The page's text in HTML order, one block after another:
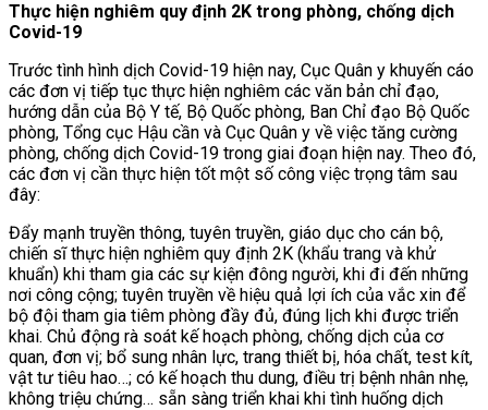
Thực hiện nghiêm quy định 2K trong phòng, chống dịch
Covid-19
Trước tình hình dịch Covid-19 hiện nay, Cục Quân y khuyến cáo
các đơn vị tiếp tục thực hiện nghiêm các văn bản chỉ đạo,
hướng dẫn của Bộ Y tế, Bộ Quốc phòng, Ban Chỉ đạo Bộ Quốc
phòng, Tổng cục Hậu cần và Cục Quân y về việc tăng cường
phòng, chống dịch Covid-19 trong giai đoạn hiện nay. Theo đó,
các đơn vị cần thực hiện tốt một số công việc trọng tâm sau
đây:
Đẩy mạnh truyền thông, tuyên truyền, giáo dục cho cán bộ,
chiến sĩ thực hiện nghiêm quy định 2K (khẩu trang và khử
khuẩn) khi tham gia các sự kiện đông người, khi đi đến những
nơi công cộng; tuyên truyền về hiệu quả lợi ích của vắc xin để
bộ đội tham gia tiêm phòng đầy đủ, đúng lịch khi được triển
khai. Chủ động rà soát kế hoạch phòng, chống dịch của cơ
quan, đơn vị; bổ sung nhân lực, trang thiết bị, hóa chất, test kít,
vật tư tiêu hao…; có kế hoạch thu dung, điều trị bệnh nhân nhẹ,
không triệu chứng… sẵn sàng triển khai khi tình huống dịch